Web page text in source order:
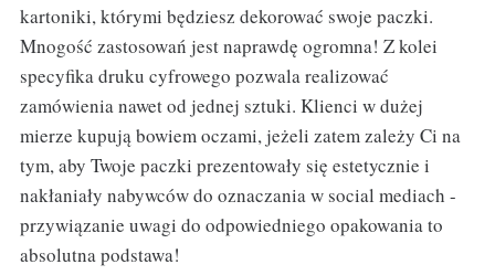
kartoniki, którymi będziesz dekorować swoje paczki.
Mnogość zastosowań jest naprawdę ogromna! Z kolei
specyfika druku cyfrowego pozwala realizować
zamówienia nawet od jednej sztuki. Klienci w dużej
mierze kupują bowiem oczami, jeżeli zatem zależy Ci na
tym, aby Twoje paczki prezentowały się estetycznie i
nakłaniały nabywców do oznaczania w social mediach -
przywiązanie uwagi do odpowiedniego opakowania to
absolutna podstawa!